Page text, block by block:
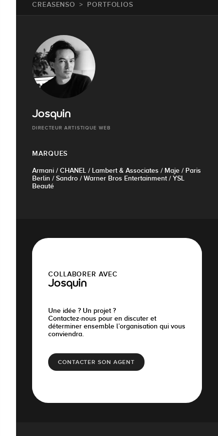
CREASENSO PORTFOLIOS
Josquin
DIRECTEUR ARTISTIQUE WEB
MARQUES
Armani / CHANEL / Lambert & Associates / Maje / Paris
Berlin / Sandro / Warner Bros Entertainment / YSL
Beauté
COLLABORER AVEC
Josquin
Une idée ? Un projet ?
Contactez-nous pour en discuter et
déterminer ensemble l’organisation qui vous
conviendra.
CONTACTER SON AGENT